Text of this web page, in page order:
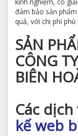
đảm bảo sản
quả, với chi phí phù
SẢN
CÔNG
BIÊN
Các dịch
kế web